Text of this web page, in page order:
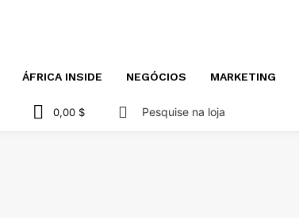
ÁFRICA INSIDE NEGÓCIOS MARKETING
0,00 $ Pesquise na loja